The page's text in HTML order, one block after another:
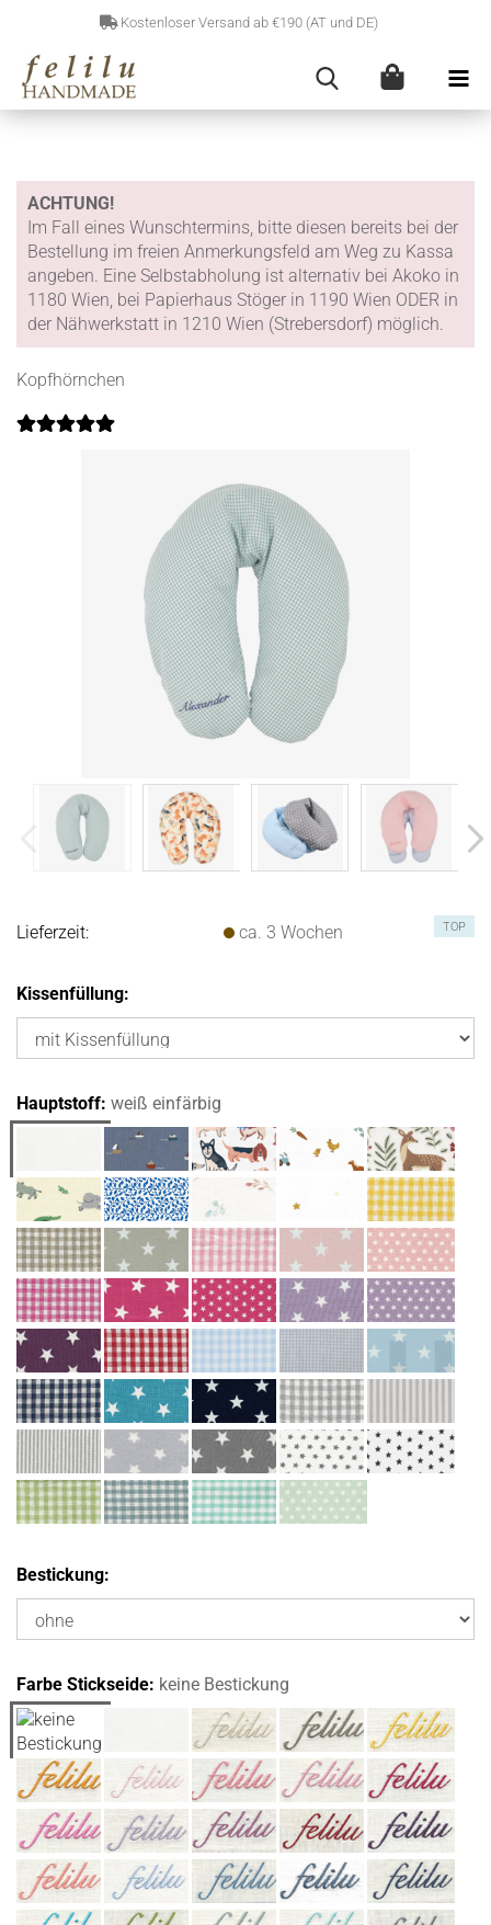
Kostenloser Versand ab €190 (AT und DE)
ACHTUNG!
Im Fall eines Wunschtermins, bitte diesen bereits bei der
Bestellung im freien Anmerkungsfeld am Weg zu Kassa
angeben. Eine Selbstabholung ist alternativ bei Akoko in
1180 Wien, bei Papierhaus Stöger in 1190 Wien ODER in
der Nähwerkstatt in 1210 Wien (Strebersdorf) möglich.
Kopfhörnchen
TOP
Lieferzeit: ca. 3 Wochen
Kissenfüllung:
Hauptstoff: weiß einfärbig
Bestickung:
Farbe Stickseide: keine Bestickung